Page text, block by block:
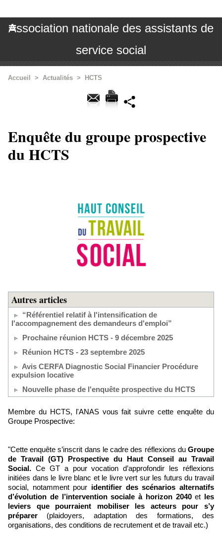
Association nationale des assistants de
service social
Accueil > Actualités > HCTS
Enquête du groupe prospective
du HCTS
Autres articles
“Référentiel relatif à l'intensification de
l'accompagnement des demandeurs d'emploi”
Prochaine réunion HCTS - 9 décembre 2025
Réunion HCTS - 23 septembre 2025
Avis CERFA Diagnostic Social Financier Procédure
expulsion locative
Nouvelle phase de l'enquête prospective du HCTS
Membre du HCTS, l'ANAS vous fait suivre cette enquête du
Groupe Prospective:
"Cette enquête s’inscrit dans le cadre des réflexions du Groupe
de Travail (GT) Prospective du Haut Conseil au Travail
Social. Ce GT a pour vocation d’approfondir les réflexions
initiées dans le livre blanc et le livre vert sur les futurs du travail
social, notamment pour identifier des scénarios alternatifs
d’évolution de l’intervention sociale à horizon 2040et les
leviers que pourraient mobiliser les acteurs pour s’y
préparer (plaidoyers, adaptation des formations, des
organisations, des conditions de recrutement et de travail etc.)